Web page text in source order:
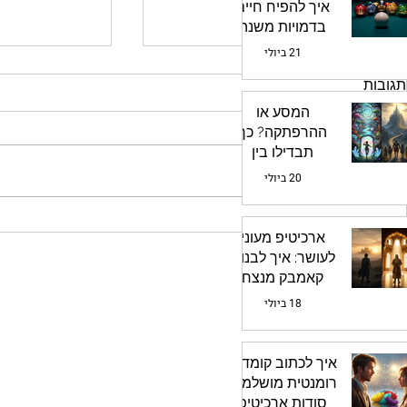
למה הספר שלכם תקוע ואיך
שיטת שלושת הדראפטים תציל
אותו
תגובות
איך להפיח חיים
בדמויות משנה
21 ביולי
המסע או
ההרפתקה? כך
תבדילו בין
ארכיטיפי העלילה
20 ביולי
ארכיטיפ מעוני
לעושר: איך לבנות
קאמבק מנצח
18 ביולי
איך לכתוב קומדיה
רומנטית מושלמת:
סודות ארכיטיפ